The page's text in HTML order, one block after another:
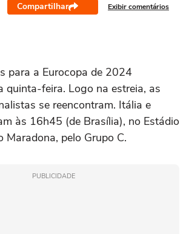
Compartilhar Exibir comentários
para a Eurocopa de 2024
quinta-feira. Logo na estreia, as
se reencontram. Itália e
às 16h45 (de Brasília), no Estádio
Maradona, pelo Grupo C.
PUBLICIDADE